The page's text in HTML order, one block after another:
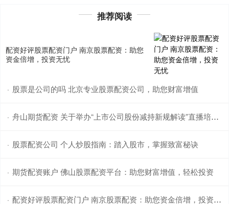
推荐阅读
配资好评股票配资门户 南京股票配资：助您
资金倍增，投资无忧
· 股票是公司的吗 北京专业股票配资公司，助您财富增值
· 舟山期货配资 关于举办“上市公司股份减持新规解读”直播培训的通知
· 股票配资公司 个人炒股指南：踏入股市，掌握致富秘诀
· 期货配资账户 佛山股票配资平台：助您财富增值，轻松投资
· 配资好评股票配资门户 南京股票配资：助您资金倍增，投资无忧